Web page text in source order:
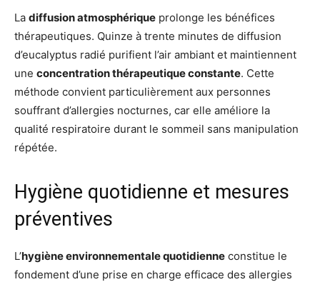
La diffusion atmosphérique prolonge les bénéfices
thérapeutiques. Quinze à trente minutes de diffusion
d’eucalyptus radié purifient l’air ambiant et maintiennent
une concentration thérapeutique constante. Cette
méthode convient particulièrement aux personnes
souffrant d’allergies nocturnes, car elle améliore la
qualité respiratoire durant le sommeil sans manipulation
répétée.
Hygiène quotidienne et mesures
préventives
L’hygiène environnementale quotidienne constitue le
fondement d’une prise en charge efficace des allergies